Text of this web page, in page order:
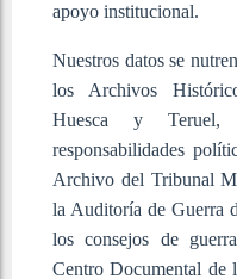
apoyo institucional.
Nuestros datos se
los Archivos
Huesca y Teruel,
responsabilidades
Archivo del Tribunal
la Auditoría de Guerra
los consejos de
Centro Documental de